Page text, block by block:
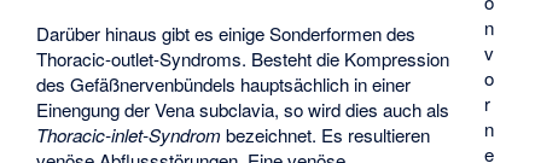
n
v
o
r
n
e
Darüber hinaus gibt es einige Sonderformen des
Thoracic-outlet-Syndroms. Besteht die Kompression
des Gefäßnervenbündels hauptsächlich in einer
Einengung der Vena subclavia, so wird dies auch als
Thoracic-inlet-Syndrom bezeichnet. Es resultieren